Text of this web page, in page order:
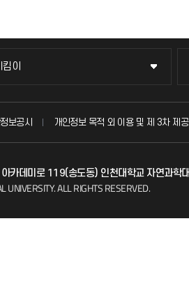
킴이
이
기
질문(FAQ)
보공시 개인정보 목적 외 이용 및 제 3차 제
카데미로 119(송도동) 인천대학교 자연과학
UNIVERSITY.ALL RIGHTS RESERVED.